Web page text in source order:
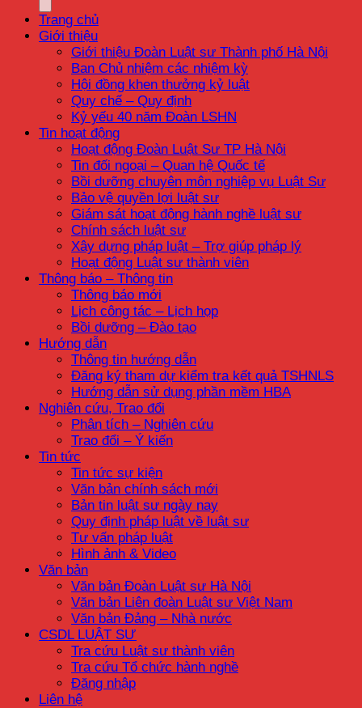
Trang chủ
Giới thiệu
Giới thiệu Đoàn Luật sư Thành phố Hà Nội
Ban Chủ nhiệm các nhiệm kỳ
Hội đồng khen thưởng kỷ luật
Quy chế – Quy định
Kỷ yếu 40 năm Đoàn LSHN
Tin hoạt động
Hoạt động Đoàn Luật Sư TP Hà Nội
Tin đối ngoại – Quan hệ Quốc tế
Bồi dưỡng chuyên môn nghiệp vụ Luật Sư
Bảo vệ quyền lợi luật sư
Giám sát hoạt động hành nghề luật sư
Chính sách luật sư
Xây dựng pháp luật – Trợ giúp pháp lý
Hoạt động Luật sư thành viên
Thông báo – Thông tin
Thông báo mới
Lịch công tác – Lịch họp
Bồi dưỡng – Đào tạo
Hướng dẫn
Thông tin hướng dẫn
Đăng ký tham dự kiểm tra kết quả TSHNLS
Hướng dẫn sử dụng phần mềm HBA
Nghiên cứu, Trao đổi
Phân tích – Nghiên cứu
Trao đổi – Ý kiến
Tin tức
Tin tức sự kiện
Văn bản chính sách mới
Bản tin luật sư ngày nay
Quy định pháp luật về luật sư
Tư vấn pháp luật
Hình ảnh & Video
Văn bản
Văn bản Đoàn Luật sư Hà Nội
Văn bản Liên đoàn Luật sư Việt Nam
Văn bản Đảng – Nhà nước
CSDL LUẬT SƯ
Tra cứu Luật sư thành viên
Tra cứu Tổ chức hành nghề
Đăng nhập
Liên hệ